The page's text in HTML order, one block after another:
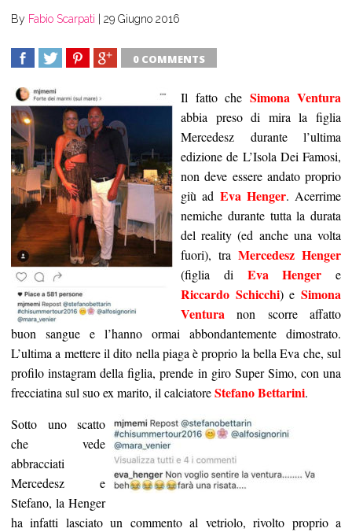
By Fabio Scarpati 29 Giugno 2016
0 COMMENTS
Il fatto che Simona Ventura
abbia preso di mira la figlia
Mercedesz durante l’ultima
edizione de L’Isola Dei Famosi,
non deve essere andato proprio
giù ad Eva Henger. Acerrime
nemiche durante tutta la durata
del reality (ed anche una volta
fuori), tra Mercedesz Henger
(figlia di Eva Henger e
Riccardo Schicchi) e Simona
Ventura non scorre affatto
buon sangue e l’hanno ormai abbondantemente dimostrato.
L’ultima a mettere il dito nella piaga è proprio la bella Eva che, sul
profilo instagram della figlia, prende in giro Super Simo, con una
frecciatina sul suo ex marito, il calciatoreStefano Bettarini.
Sotto uno scatto
che vede
abbracciati
Mercedesz e
Stefano, la Henger
ha infatti lasciato un commento al vetriolo, rivolto proprio a